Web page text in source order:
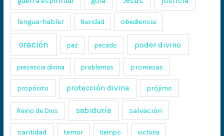
lengua-hablar Navidad obediencia
oración paz pecado poder divino
presencia divina problemas promesas
propósito protección divina prójimo
Reino de Dios sabiduría salvación
santidad temor tiempo victoria